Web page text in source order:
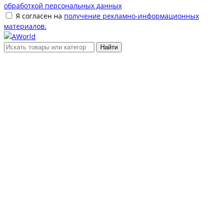
обработкой персональных данных
Я согласен на получение рекламно-информационных
материалов.
Найти